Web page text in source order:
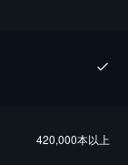
420,000本以上